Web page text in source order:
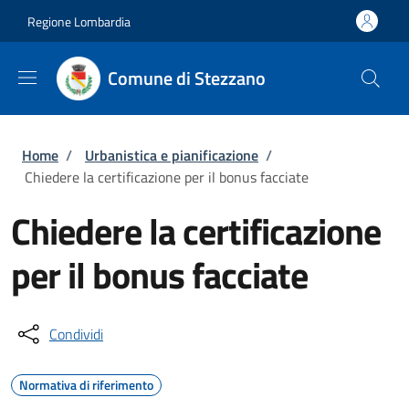
Regione Lombardia
Comune di Stezzano
Briciole di pane
Home / Urbanistica e pianificazione /
Chiedere la certificazione per il bonus facciate
Chiedere la certificazione
per il bonus facciate
Condividi
Normativa di riferimento